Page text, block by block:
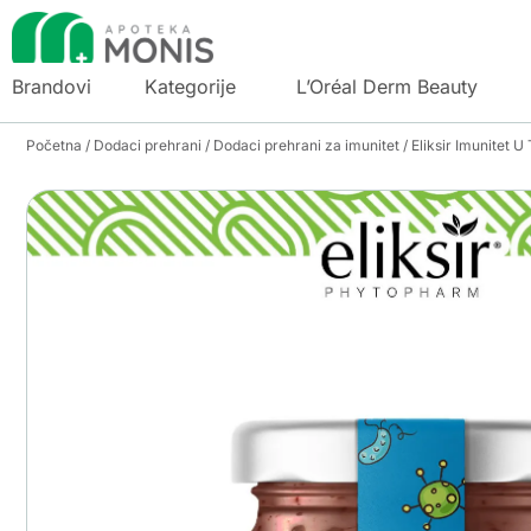
Brandovi Kategorije L’Oréal Derm Beauty
Početna / Dodaci prehrani / Dodaci prehrani za imunitet / Eliksir Imunitet U